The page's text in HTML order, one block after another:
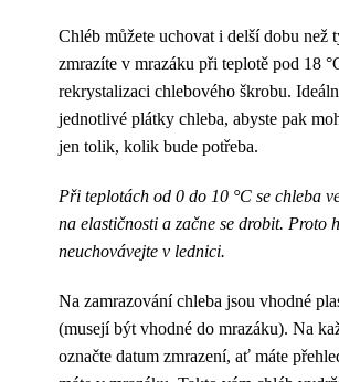
Chléb můžete uchovat i delší dobu než
zmrazíte v mrazáku při teplotě pod 18
rekrystalizaci chlebového škrobu.
jednotlivé plátky chleba, abyste pak
jen tolik, kolik bude potřeba.
Při teplotách od 0 do 10 °C se chleba
na elastičnosti a začne se drobit. Proto
neuchovávejte v lednici.
Na zamrazování chleba jsou vhodné
(musejí být vhodné do mrazáku). Na
označte datum zmrazení, ať máte